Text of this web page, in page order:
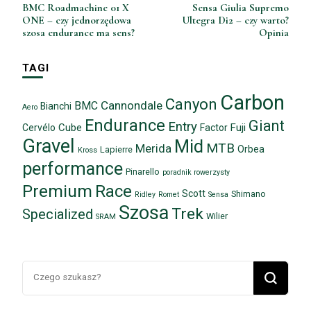
BMC Roadmachine 01 X
ONE – czy jednorzędowa
szosa endurance ma sens?
Sensa Giulia Supremo
Ultegra Di2 – czy warto?
Opinia
TAGI
Aero Bianchi BMC Cannondale Canyon Carbon
Cervélo Cube Endurance Entry Factor Fuji Giant
Gravel Kross Lapierre Merida Mid MTB Orbea
performance Pinarello poradnik rowerzysty
Premium Race Ridley Romet Scott Sensa Shimano
Specialized SRAM Szosa Trek Wilier